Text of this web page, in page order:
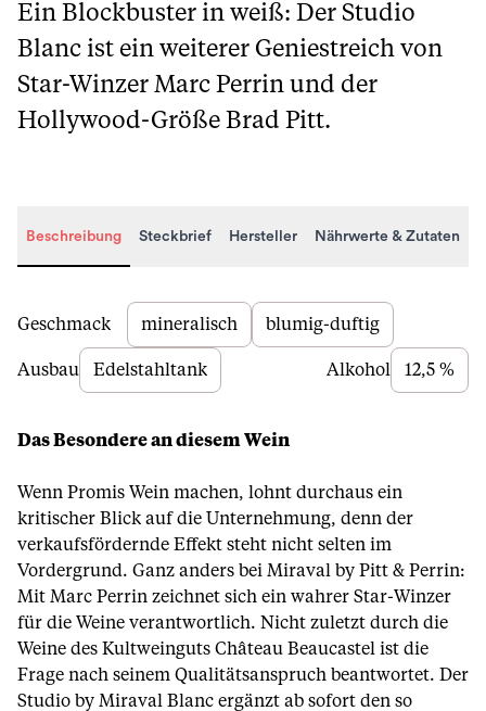
Ein Blockbuster in weiß: Der Studio
Blanc ist ein weiterer Geniestreich von
Star-Winzer Marc Perrin und der
Hollywood-Größe Brad Pitt.
Beschreibung Steckbrief Hersteller Nährwerte & Zutaten
Beschreibung
Geschmack mineralisch blumig-duftig
Ausbau Edelstahltank Alkohol 12,5 %
Das Besondere an diesem Wein
Wenn Promis Wein machen, lohnt durchaus ein
kritischer Blick auf die Unternehmung, denn der
verkaufsfördernde Effekt steht nicht selten im
Vordergrund. Ganz anders bei Miraval by Pitt & Perrin:
Mit Marc Perrin zeichnet sich ein wahrer Star-Winzer
für die Weine verantwortlich. Nicht zuletzt durch die
Weine des Kultweinguts Château Beaucastel ist die
Frage nach seinem Qualitätsanspruch beantwortet. Der
Studio by Miraval Blanc ergänzt ab sofort den so